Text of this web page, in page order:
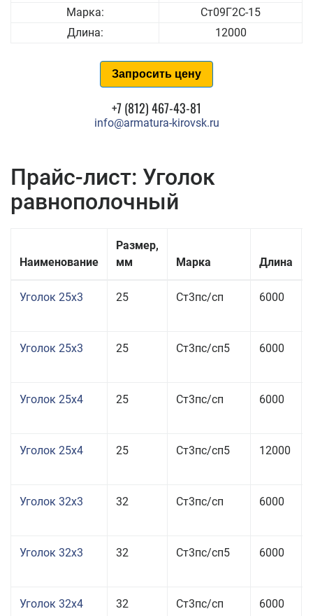
Марка:
Ст09Г2С-15
Длина:
12000
Запросить цену
+7 (812) 467-43-81
info@armatura-kirovsk.ru
Прайс-лист: Уголок
равнополочный
Наименование
Размер,
мм
Марка Длина
Уголок 25x3 25 Ст3пс/сп 6000
Уголок 25x3 25 Ст3пс/сп5 6000
Уголок 25x4 25 Ст3пс/сп 6000
Уголок 25x4 25 Ст3пс/сп5 12000
Уголок 32x3 32 Ст3пс/сп 6000
Уголок 32x3 32 Ст3пс/сп5 6000
Уголок 32x4 32 Ст3пс/сп 6000